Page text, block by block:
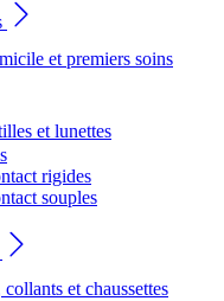
et premiers soins
et lunettes
rigides
souples
collants et chaussettes